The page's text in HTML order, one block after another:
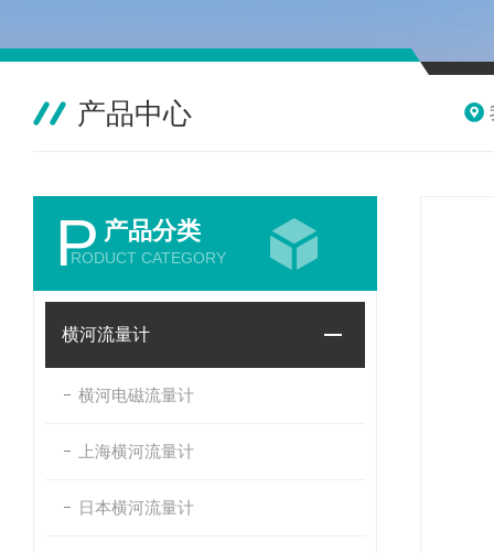
产品中心
P 产品分类
RODUCT CATEGORY
横河流量计
横河电磁流量计
上海横河流量计
日本横河流量计